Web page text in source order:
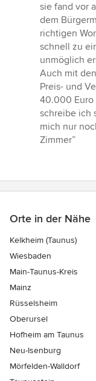
sie fand vor
dem
richtigen
schnell zu
unmöglich
Auch mit
Preis- und
40.000 Euro
schreibe ich
mich nur
Zimmer”
Orte in der Nähe
Kelkheim (Taunus)
Wiesbaden
Main-Taunus-Kreis
Mainz
Rüsselsheim
Oberursel
Hofheim am Taunus
Neu-Isenburg
Mörfelden-Walldorf